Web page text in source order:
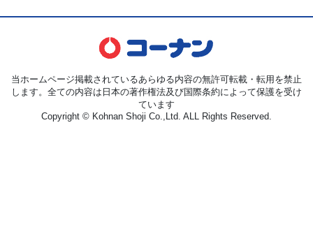
当ホームページ掲載されているあらゆる内容の無許可転載・転用を禁止
します。全ての内容は日本の著作権法及び国際条約によって保護を受け
ています
Copyright © Kohnan Shoji Co.,Ltd. ALL Rights Reserved.